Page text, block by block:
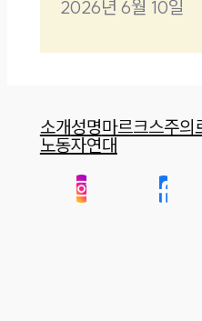
2026년 6월 10일
소개성명마르크스주의
노동자연대